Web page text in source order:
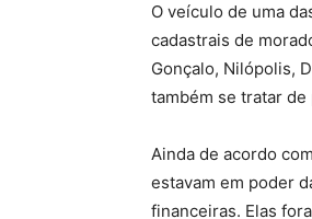
O veículo de uma
cadastrais de
Gonçalo, Nilópolis,
também se tratar de
Ainda de acordo
estavam em poder
financeiras. Elas